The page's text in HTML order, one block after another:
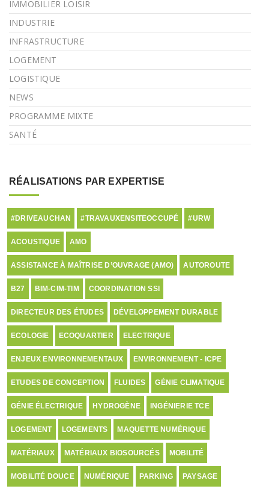
IMMOBILIER LOISIR
INDUSTRIE
INFRASTRUCTURE
LOGEMENT
LOGISTIQUE
NEWS
PROGRAMME MIXTE
SANTÉ
RÉALISATIONS PAR EXPERTISE
#DRIVEAUCHAN #TRAVAUXENSITEOCCUPÉ #URW
ACOUSTIQUE AMO
ASSISTANCE À MAÎTRISE D’OUVRAGE (AMO) AUTOROUTE
B27 BIM-CIM-TIM COORDINATION SSI
DIRECTEUR DES ÉTUDES DÉVELOPPEMENT DURABLE
ECOLOGIE ECOQUARTIER ELECTRIQUE
ENJEUX ENVIRONNEMENTAUX ENVIRONNEMENT - ICPE
ETUDES DE CONCEPTION FLUIDES GÉNIE CLIMATIQUE
GÉNIE ÉLECTRIQUE HYDROGÈNE INGÉNIERIE TCE
LOGEMENT LOGEMENTS MAQUETTE NUMÉRIQUE
MATÉRIAUX MATÉRIAUX BIOSOURCÉS MOBILITÉ
MOBILITÉ DOUCE NUMÉRIQUE PARKING PAYSAGE